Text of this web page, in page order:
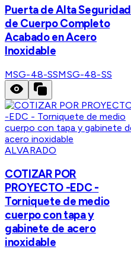
Puerta de Alta Seguridad
de Cuerpo Completo
Acabado en Acero
Inoxidable
MSG-48-SSMSG-48-SS
ALVARADO
COTIZAR POR
PROYECTO -EDC -
Torniquete de medio
cuerpo con tapa y
gabinete de acero
inoxidable